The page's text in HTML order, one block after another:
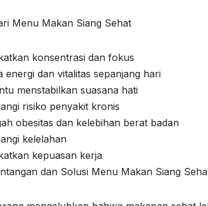
Menu Makan Siang Sehat
konsentrasi dan fokus
energi dan vitalitas sepanjang hari
menstabilkan suasana hati
risiko penyakit kronis
obesitas dan kelebihan berat badan
kelelahan
kepuasan kerja
dan Solusi Menu Makan Siang